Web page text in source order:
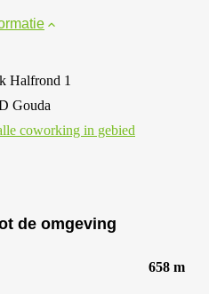
Halfrond 1
Gouda
сoworking in gebied
de omgeving
658 m